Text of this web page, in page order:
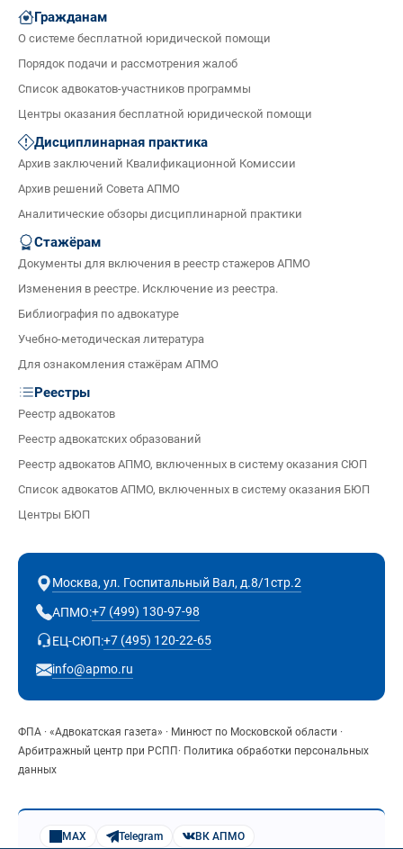
Гражданам
О системе бесплатной юридической помощи
Порядок подачи и рассмотрения жалоб
Список адвокатов-участников программы
Центры оказания бесплатной юридической помощи
Дисциплинарная практика
Архив заключений Квалификационной Комиссии
Архив решений Совета АПМО
Аналитические обзоры дисциплинарной практики
Стажёрам
Документы для включения в реестр стажеров АПМО
Изменения в реестре. Исключение из реестра.
Библиография по адвокатуре
Учебно-методическая литература
Для ознакомления стажёрам АПМО
Реестры
Реестр адвокатов
Реестр адвокатских образований
Реестр адвокатов АПМО, включенных в систему оказания СЮП
Список адвокатов АПМО, включенных в систему оказания БЮП
Центры БЮП
Москва, ул. Госпитальный Вал, д.8/1стр.2
АПМО:+7 (499) 130-97-98
ЕЦ-СЮП:+7 (495) 120-22-65
info@apmo.ru
ФПА · «Адвокатская газета» · Минюст по Московской области ·
Арбитражный центр при РСПП · Политика обработки персональных
данных
MAX Telegram ВК АПМО